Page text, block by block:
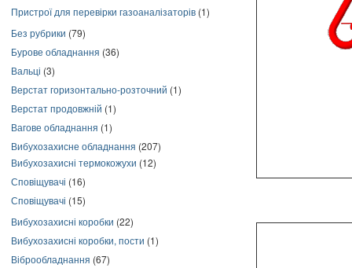
Пристрої для перевірки газоаналізаторів (1)
Без рубрики (79)
Бурове обладнання (36)
Вальці (3)
Верстат горизонтально-розточний (1)
Верстат продовжній (1)
Вагове обладнання (1)
Вибухозахисне обладнання (207)
Вибухозахисні термокожухи (12)
Сповіщувачі (16)
Сповіщувачі (15)
Вибухозахисні коробки (22)
Вибухозахисні коробки, пости (1)
Віброобладнання (67)